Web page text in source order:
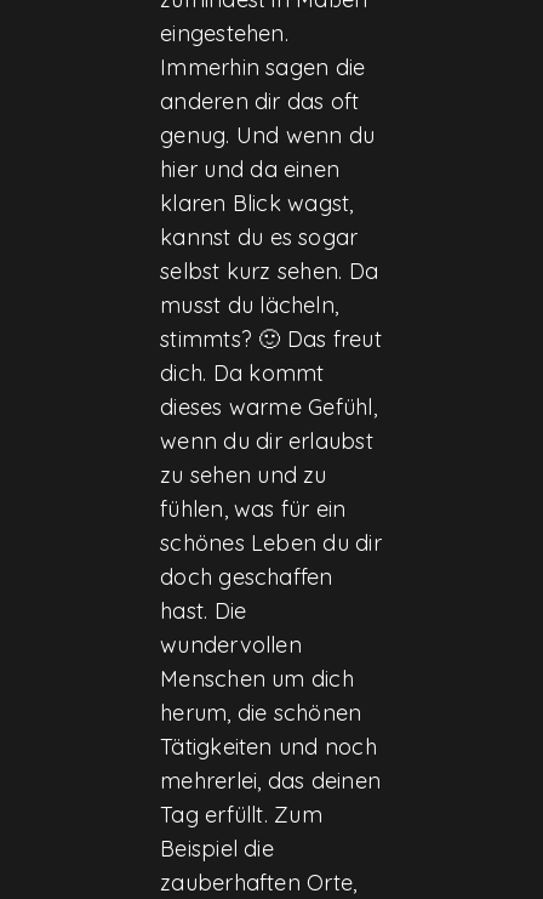
eingestehen.
Immerhin sagen die
anderen dir das oft
genug. Und wenn du
hier und da einen
klaren Blick wagst,
kannst du es sogar
selbst kurz sehen. Da
musst du lächeln,
stimmts? 🙂 Das freut
dich. Da kommt
dieses warme Gefühl,
wenn du dir erlaubst
zu sehen und zu
fühlen, was für ein
schönes Leben du dir
doch geschaffen
hast. Die
wundervollen
Menschen um dich
herum, die schönen
Tätigkeiten und noch
mehrerlei, das deinen
Tag erfüllt. Zum
Beispiel die
zauberhaften Orte,